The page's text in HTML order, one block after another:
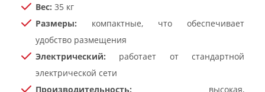
Вес: 35 кг
Размеры: компактные, что обеспечивает
удобство размещения
Электрический: работает от стандартной
электрической сети
Производительность: высокая,